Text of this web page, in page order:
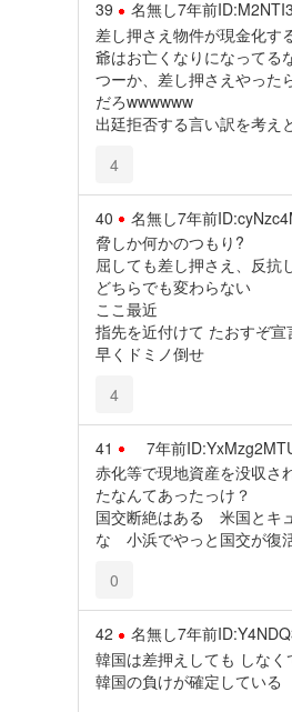
39 名無し7年前
差し押さえ物件が現金化す
爺はお亡くなりになってる
つーか、差し押さえやった
だろwwwwww
出廷拒否する言い訳を考え
4
40 名無し7年前
脅しか何かのつもり?
屈しても差し押さえ、反抗
どちらでも変わらない
ここ最近
指先を近付けて たおすぞ宣
早くドミノ倒せ
4
41 7年前
赤化等で現地資産を没収さ
たなんてあったっけ？
国交断絶はある 米国とキ
な 小浜でやっと国交が復
0
42 名無し7年前
韓国は差押えしても しなく
韓国の負けが確定している